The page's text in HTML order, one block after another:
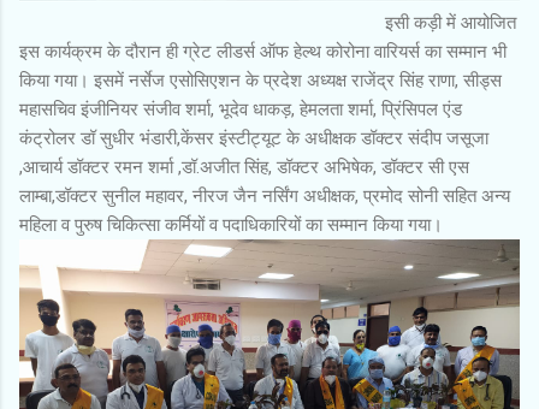
इसी कड़ी में आयोजित
इस कार्यक्रम के दौरान ही ग्रेट लीडर्स ऑफ हेल्थ कोरोना वारियर्स का सम्मान भी
किया गया। इसमें नर्सेज एसोसिएशन के प्रदेश अध्यक्ष राजेंद्र सिंह राणा, सीड्स
महासचिव इंजीनियर संजीव शर्मा, भूदेव धाकड़, हेमलता शर्मा, प्रिंसिपल एंड
कंट्रोलर डॉ सुधीर भंडारी,केंसर इंस्टीट्यूट के अधीक्षक डॉक्टर संदीप जसूजा
,आचार्य डॉक्टर रमन शर्मा ,डॉ.अजीत सिंह, डॉक्टर अभिषेक, डॉक्टर सी एस
लाम्बा,डॉक्टर सुनील महावर, नीरज जैन नर्सिंग अधीक्षक, प्रमोद सोनी सहित अन्य
महिला व पुरुष चिकित्सा कर्मियों व पदाधिकारियों का सम्मान किया गया।